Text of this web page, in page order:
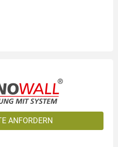
ANFORDERN